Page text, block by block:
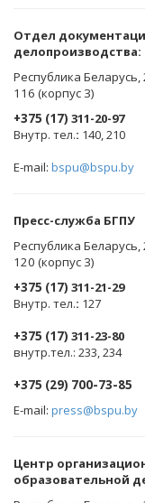
Oтдел
делопроизводства:
Республика
116 (корпус 3)
+375 (17) 311-20-97
Внутр. тел.: 140, 210
E-mail: bspu@bspu.by
Пресс-служба БГПУ
Республика
120 (корпус 3)
+375 (17) 311-21-29
Внутр. тел.: 127
+375 (17) 311-23-80
внутр.тел.: 233, 234
+375 (29) 700-73-85
E-mail: press@bspu.by
Центр
образовательной